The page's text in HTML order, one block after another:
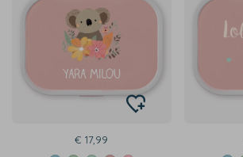
€ 17,99